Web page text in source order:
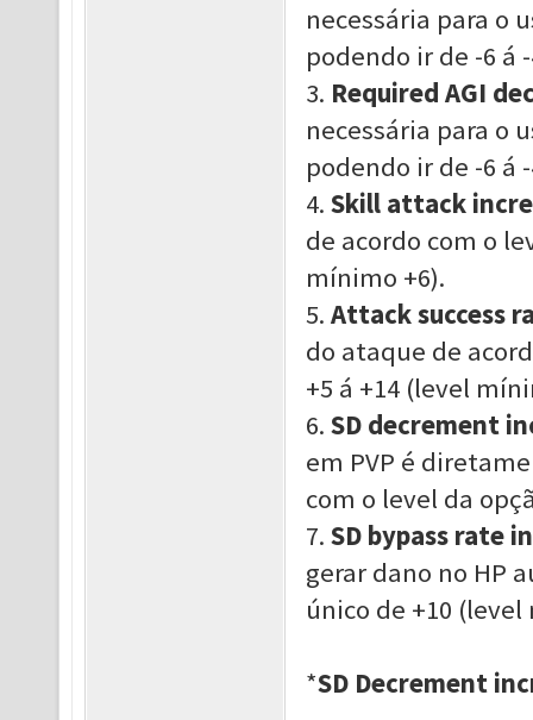
necessária para o
podendo ir de -6 á
3. Required AGI
necessária para o
podendo ir de -6 á
4. Skill attack
de acordo com o
mínimo +6).
5. Attack success
do ataque de
+5 á +14 (level
6. SD decrement
em PVP é
com o level da
7. SD bypass rate
gerar dano no HP
único de +10 (level
*SD Decrement